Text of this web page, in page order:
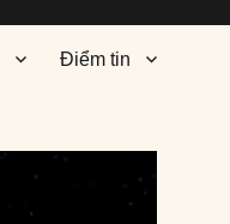
Điểm tin